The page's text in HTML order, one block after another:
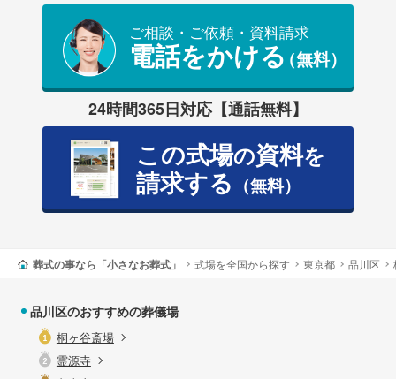
ご相談・ご依頼・資料請求
電話をかける（無料）
24時間365日対応【通話無料】
この式場の資料を
請求する （無料）
葬式の事なら「小さなお葬式」 式場を全国から探す 東京都 品川区
品川区のおすすめの葬儀場
桐ヶ谷斎場
霊源寺